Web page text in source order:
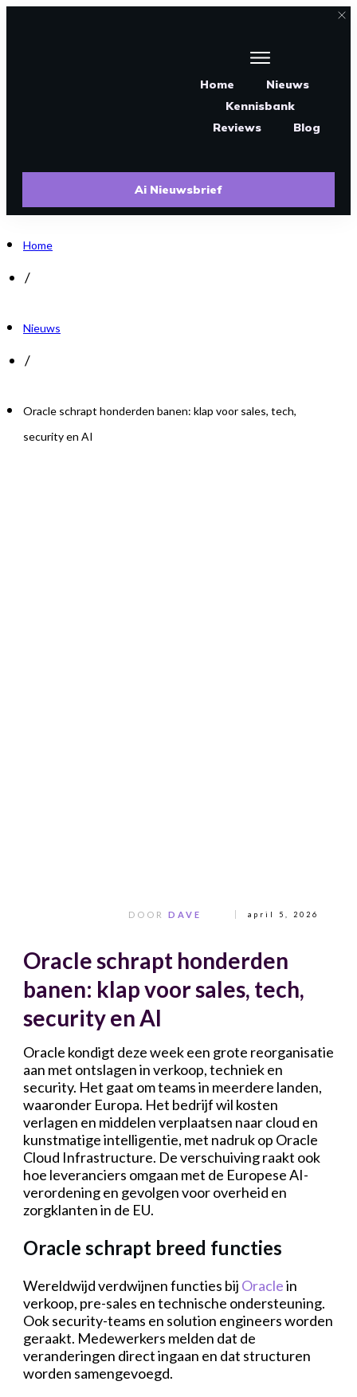
Home
Nieuws
Kennisbank
Reviews
Blog
Ai Nieuwsbrief
Home
/
Nieuws
/
Oracle schrapt honderden banen: klap voor sales, tech,
security en AI
DOORDAVE april 5, 2026
Oracle schrapt honderden
banen: klap voor sales, tech,
security en AI
Oracle kondigt deze week een grote reorganisatie
aan met ontslagen in verkoop, techniek en
security. Het gaat om teams in meerdere landen,
waaronder Europa. Het bedrijf wil kosten
verlagen en middelen verplaatsen naar cloud en
kunstmatige intelligentie, met nadruk op Oracle
Cloud Infrastructure. De verschuiving raakt ook
hoe leveranciers omgaan met de Europese AI-
verordening en gevolgen voor overheid en
zorgklanten in de EU.
Oracle schrapt breed functies
Wereldwijd verdwijnen functies bij Oraclein
verkoop, pre-sales en technische ondersteuning.
Ook security-teams en solution engineers worden
geraakt. Medewerkers melden dat de
veranderingen direct ingaan en dat structuren
worden samengevoegd.